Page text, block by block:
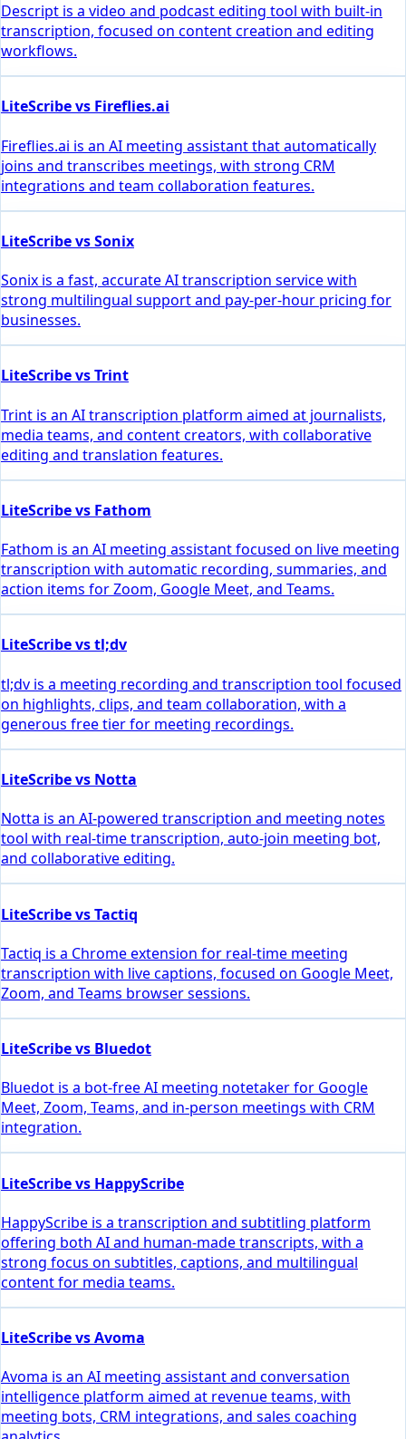
Descript is a video and podcast editing tool with built-in
transcription, focused on content creation and editing
workflows.
LiteScribe vs Fireflies.ai
Fireflies.ai is an AI meeting assistant that automatically
joins and transcribes meetings, with strong CRM
integrations and team collaboration features.
LiteScribe vs Sonix
Sonix is a fast, accurate AI transcription service with
strong multilingual support and pay-per-hour pricing for
businesses.
LiteScribe vs Trint
Trint is an AI transcription platform aimed at journalists,
media teams, and content creators, with collaborative
editing and translation features.
LiteScribe vs Fathom
Fathom is an AI meeting assistant focused on live meeting
transcription with automatic recording, summaries, and
action items for Zoom, Google Meet, and Teams.
LiteScribe vs tl;dv
tl;dv is a meeting recording and transcription tool focused
on highlights, clips, and team collaboration, with a
generous free tier for meeting recordings.
LiteScribe vs Notta
Notta is an AI-powered transcription and meeting notes
tool with real-time transcription, auto-join meeting bot,
and collaborative editing.
LiteScribe vs Tactiq
Tactiq is a Chrome extension for real-time meeting
transcription with live captions, focused on Google Meet,
Zoom, and Teams browser sessions.
LiteScribe vs Bluedot
Bluedot is a bot-free AI meeting notetaker for Google
Meet, Zoom, Teams, and in-person meetings with CRM
integration.
LiteScribe vs HappyScribe
HappyScribe is a transcription and subtitling platform
offering both AI and human-made transcripts, with a
strong focus on subtitles, captions, and multilingual
content for media teams.
LiteScribe vs Avoma
Avoma is an AI meeting assistant and conversation
intelligence platform aimed at revenue teams, with
meeting bots, CRM integrations, and sales coaching